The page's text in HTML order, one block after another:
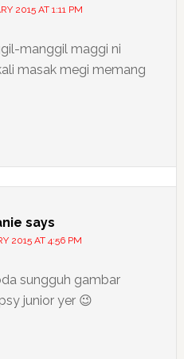
2015 AT 1:11 PM
manggil maggi ni
masak megi memang
says
2015 AT 4:56 PM
sungguh gambar
junior yer 😉